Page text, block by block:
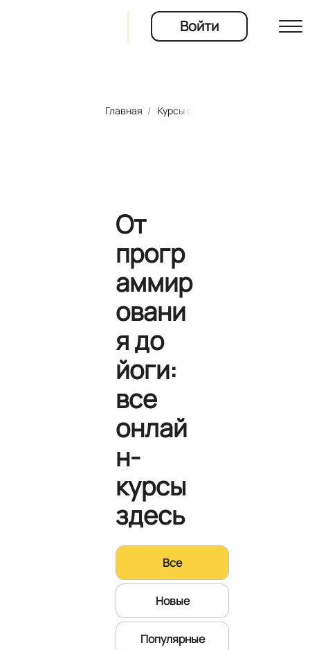
Войти
Главная Курсы онлайн-школ и
От
прогр
аммир
овани
я до
йоги:
все
онлай
н-
курсы
здесь
Все
Новые
Популярные